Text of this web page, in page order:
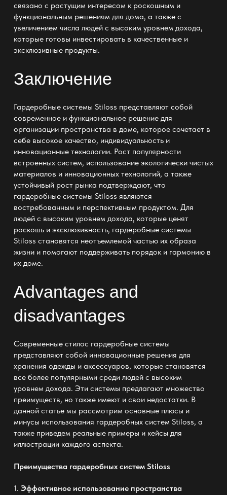
связано с растущим интересом к роскошным и
функциональным решениям для дома, а также с
увеличением числа людей с высоким уровнем дохода,
которые готовы инвестировать в качественные и
эксклюзивные продукты.
Заключение
Гардеробные системы Stiloss представляют собой
современное и функциональное решение для
организации пространства в доме, которое сочетает в
себе высокое качество, индивидуальность и
инновационные технологии. Рост популярности
встроенных систем, использование экологически чистых
материалов и инновационных технологий, а также
устойчивый рост рынка подтверждают, что
гардеробные системы Stiloss являются
востребованным и перспективным продуктом. Для
людей с высоким уровнем дохода, которые ценят
роскошь и эксклюзивность, гардеробные системы
Stiloss становятся неотъемлемой частью их образа
жизни и помогают поддерживать порядок и гармонию в
их доме.
Advantages and
disadvantages
Современные стилос гардеробные системы
представляют собой инновационные решения для
хранения одежды и аксессуаров, которые становятся
все более популярными среди людей с высоким
уровнем дохода. Эти системы предлагают множество
преимуществ, но также имеют и свои недостатки. В
данной статье мы рассмотрим основные плюсы и
минусы использования гардеробных систем Stiloss, а
также приведем реальные примеры и кейсы для
иллюстрации каждого аспекта.
Преимущества гардеробных систем Stiloss
1. Эффективное использование пространства